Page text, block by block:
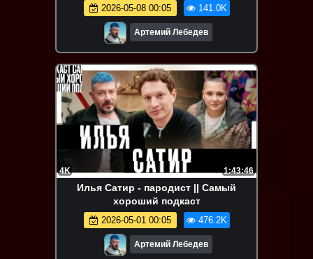
2026-05-08 00:05 141.0K
Артемий Лебедев
4K 1:43:46
Илья Сатир - пародист || Самый
хороший подкаст
2026-05-01 00:05 476.2K
Артемий Лебедев